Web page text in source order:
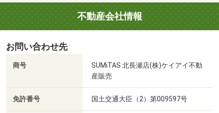
不動産会社情報
お問い合わせ先
商号
SUMiTAS 北長瀬店(株)ケイアイ不動
産販売
免許番号 国土交通大臣（2）第009597号